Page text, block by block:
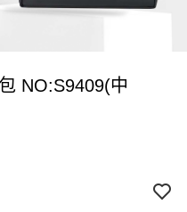
NO:S9409(中